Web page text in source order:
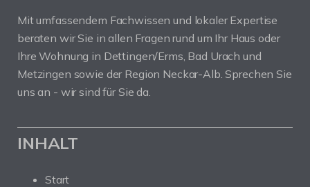
Mit umfassendem Fachwissen und lokaler Expertise
beraten wir Sie in allen Fragen rund um Ihr Haus oder
Ihre Wohnung in Dettingen/Erms, Bad Urach und
Metzingen sowie der Region Neckar-Alb. Sprechen Sie
uns an - wir sind für Sie da.
INHALT
Start